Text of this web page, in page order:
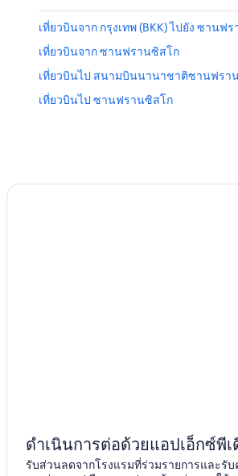
เที่ยวบินจาก กรุงเทพ (BKK) ไปยัง ซานฟ
เที่ยวบินจาก ซานฟรานซิสโก
เที่ยวบินไป สนามบินนานาชาติซานฟรา
เที่ยวบินไป ซานฟรานซิสโก
ดำเนินการต่อด้วยแอปเอ็กซ์พีเ
รับส่วนลดจากโรงแรมที่ร่วมรายการและรับ